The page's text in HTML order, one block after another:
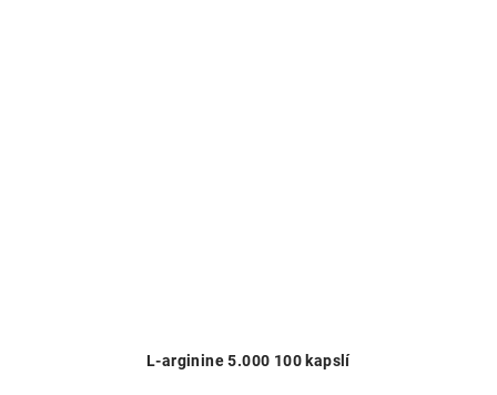
L-arginine 5.000 100 kapslí